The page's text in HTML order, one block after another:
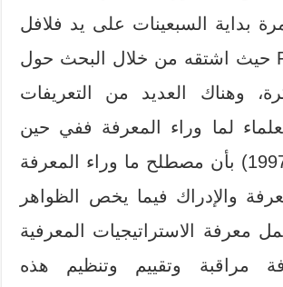
بداية السبعينات على يد فلافل
Flavell (1971) حيث اشتقه من خلال البحث حول
وهناك العديد من التعريفات
لما وراء المعرفة ففي حين
يشير فلافل (1997) بأن مصطلح ما وراء المعرفة
والإدراك فيما يخص الظواهر
معرفة الاستراتيجيات المعرفية
مراقبة وتقييم وتنظيم هذه